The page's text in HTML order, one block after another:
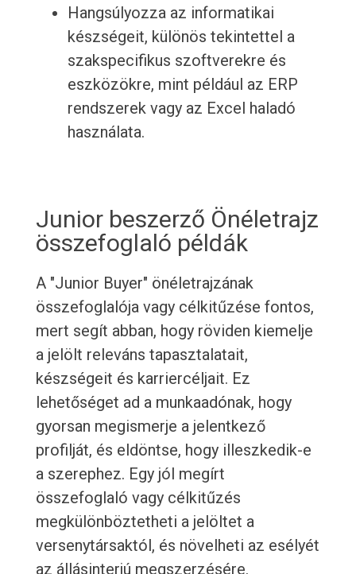
Hangsúlyozza az informatikai
készségeit, különös tekintettel a
szakspecifikus szoftverekre és
eszközökre, mint például az ERP
rendszerek vagy az Excel haladó
használata.
Junior beszerző Önéletrajz
összefoglaló példák
A "Junior Buyer" önéletrajzának
összefoglalója vagy célkitűzése fontos,
mert segít abban, hogy röviden kiemelje
a jelölt releváns tapasztalatait,
készségeit és karriercéljait. Ez
lehetőséget ad a munkaadónak, hogy
gyorsan megismerje a jelentkező
profilját, és eldöntse, hogy illeszkedik-e
a szerephez. Egy jól megírt
összefoglaló vagy célkitűzés
megkülönböztetheti a jelöltet a
versenytársaktól, és növelheti az esélyét
az állásinterjú megszerzésére.